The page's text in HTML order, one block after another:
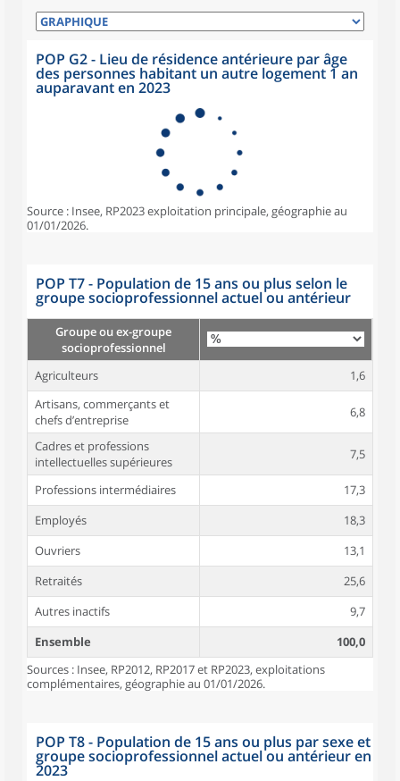
POP G2 - Lieu de résidence antérieure par âge
des personnes habitant un autre logement 1 an
auparavant en 2023
Source : Insee, RP2023 exploitation principale, géographie au
01/01/2026.
POP T7 - Population de 15 ans ou plus selon le
groupe socioprofessionnel actuel ou antérieur
Groupe ou ex-groupe
socioprofessionnel
Agriculteurs
1,6
Artisans, commerçants et
chefs d’entreprise
6,8
Cadres et professions
intellectuelles supérieures
7,5
Professions intermédiaires
17,3
Employés
18,3
Ouvriers
13,1
Retraités
25,6
Autres inactifs
9,7
Ensemble
100,0
Sources : Insee, RP2012, RP2017 et RP2023, exploitations
complémentaires, géographie au 01/01/2026.
POP T8 - Population de 15 ans ou plus par sexe et
groupe socioprofessionnel actuel ou antérieur en
2023